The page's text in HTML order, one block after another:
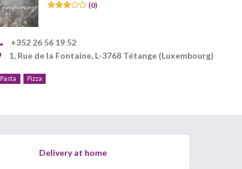
(0)
+352 26 56 19 52
1, Rue de la Fontaine, L-3768 Tétange (Luxembourg)
Pasta Pizza
Delivery at home